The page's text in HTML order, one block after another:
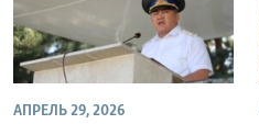
АПРЕЛЬ 29, 2026